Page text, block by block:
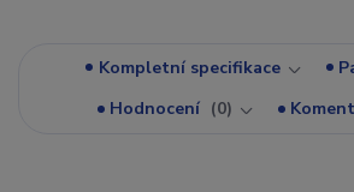
Kompletní specifikace
Hodnocení
0